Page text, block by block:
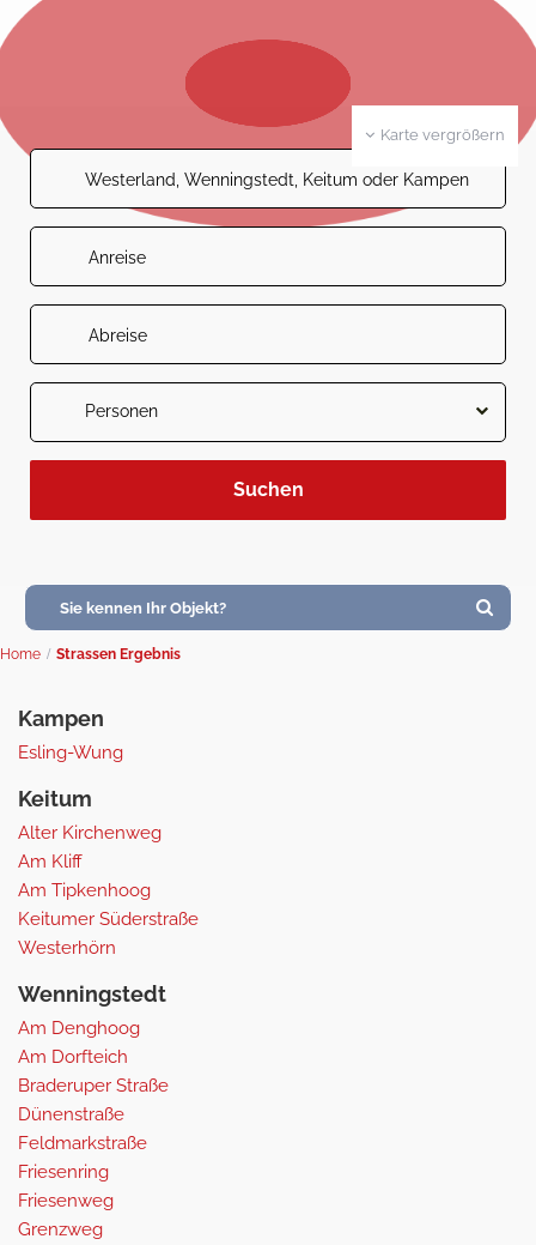
Karte vergrößern
Personen
Home Strassen Ergebnis
Kampen
Esling-Wung
Keitum
Alter Kirchenweg
Am Kliff
Am Tipkenhoog
Keitumer Süderstraße
Westerhörn
Wenningstedt
Am Denghoog
Am Dorfteich
Braderuper Straße
Dünenstraße
Feldmarkstraße
Friesenring
Friesenweg
Grenzweg